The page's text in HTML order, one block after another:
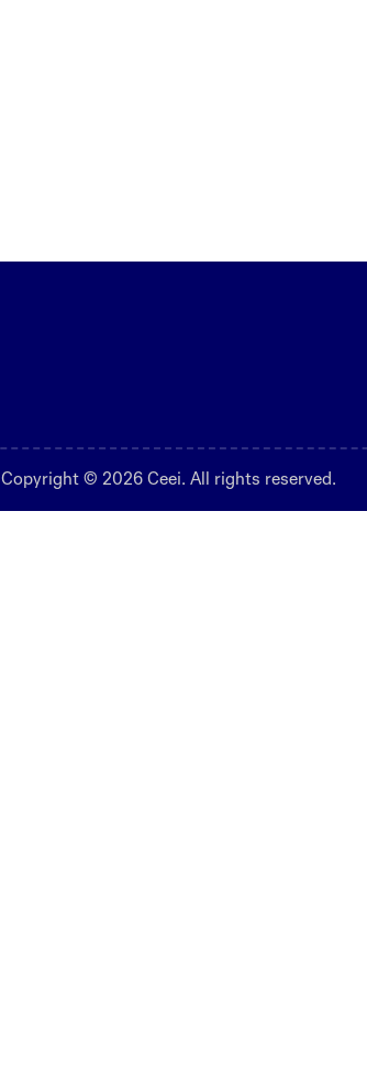
Copyright © 2026 Ceei. All rights reserved.